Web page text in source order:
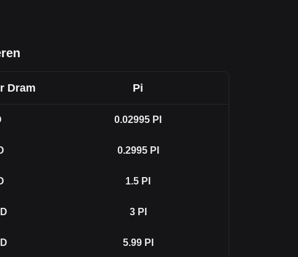
Dram Pi
0.02995 PI
0.2995 PI
1.5 PI
3 PI
5.99 PI